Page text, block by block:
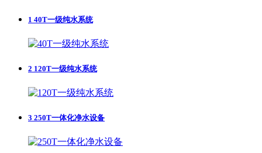
1 40T一级纯水系统
2 120T一级纯水系统
3 250T一体化净水设备